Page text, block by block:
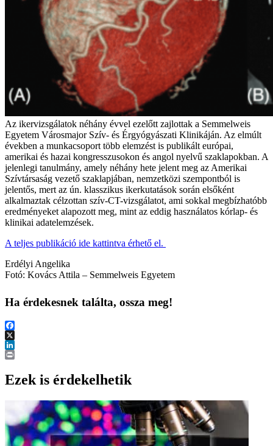
Az ikervizsgálatok néhány évvel ezelőtt zajlottak a Semmelweis
Egyetem Városmajor Szív- és Érgyógyászati Klinikáján. Az elmúlt
években a munkacsoport több elemzést is publikált európai,
amerikai és hazai kongresszusokon és angol nyelvű szaklapokban. A
jelenlegi tanulmány, amely néhány hete jelent meg az Amerikai
Szívtársaság vezető szaklapjában, nemzetközi szempontból is
jelentős, mert az ún. klasszikus ikerkutatások során elsőként
alkalmaztak célzottan szív-CT-vizsgálatot, ami sokkal megbízhatóbb
eredményeket alapozott meg, mint az eddig használatos kórlap- és
klinikai adatelemzések.
A teljes publikáció ide kattintva érhető el.
Erdélyi Angelika
Fotó: Kovács Attila – Semmelweis Egyetem
Ha érdekesnek találta, ossza meg!
Facebook
X
LinkedIn
Ezek is érdekelhetik